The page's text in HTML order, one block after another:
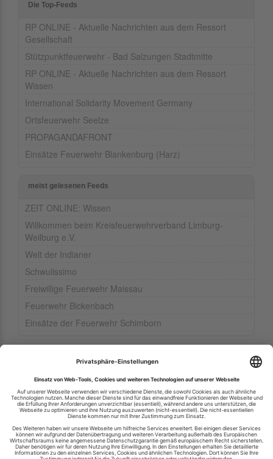
Die Top-Feeds
RP ONLINE - Aktuelle Nachrichten aus dem Ressort
Gesellschaft
Stützpunktfeuerwehr - Bad Salzungen Stadtmitte
RP ONLINE - Aktuelle Nachrichten aus dem Ressort
Wissen
International Solidarity Movement Germany
Ortsfeuerwehr Seelze
PROPAGANDAFRONT
Einsätze Feuerwehr Blankenburg (Harz)
meist gelesenen Feeds
ZEIT ONLINE: Wissen
Willkommen beim Kreisfeuerwehrverband Limburg-
Weilburg e.V.
Welt der Indianer
Schwulissimo
Freiwillige Feuerwehr Maissau
Feuerwehr Bickenbach
Einsätze der Feuerwehr Schimborn
Ihren RSS-Feed veröffentlichen
RSS-Verzeichnis.de © 2003-2026